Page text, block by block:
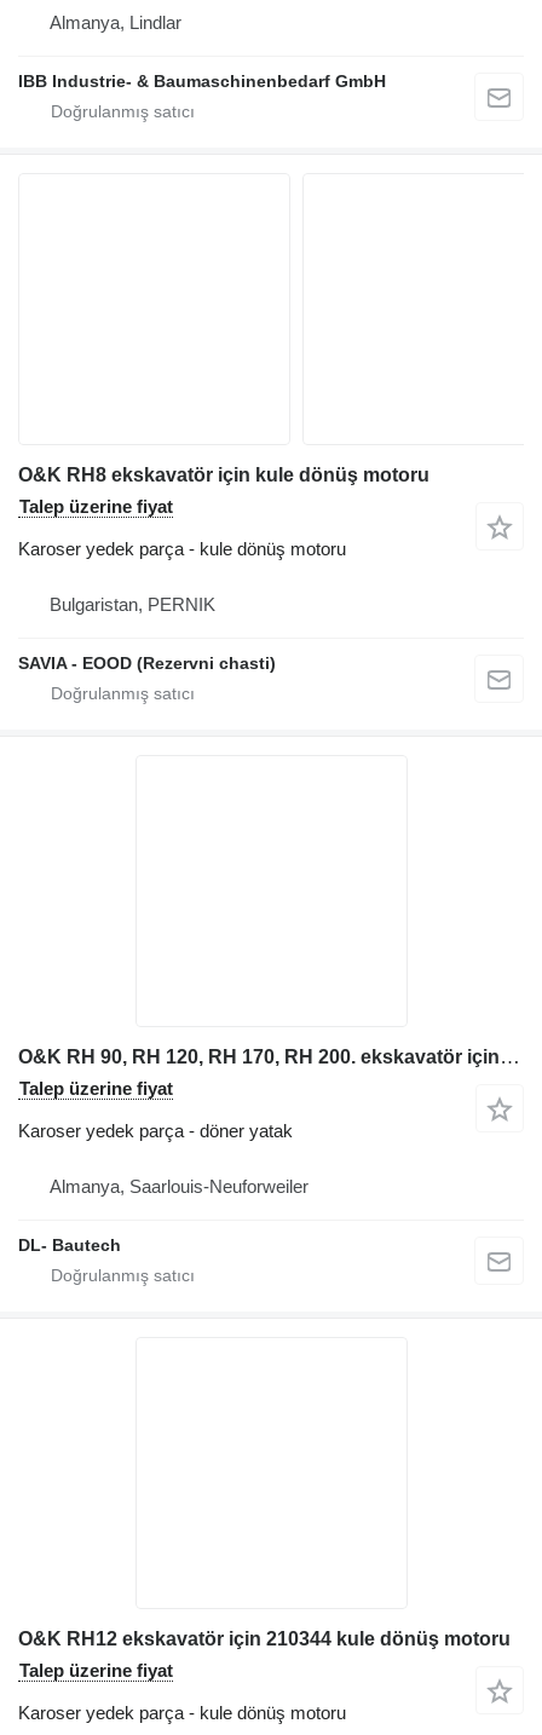
Almanya, Lindlar
IBB Industrie- & Baumaschinenbedarf GmbH
O&K RH8 ekskavatör için kule dönüş motoru
Talep üzerine fiyat
Karoser yedek parça - kule dönüş motoru
Bulgaristan, PERNIK
SAVIA - EOOD (Rezervni chasti)
O&K RH 90, RH 120, RH 170, RH 200. ekskavatör için O&K bearing for OK RH90, RH120, RH170, RH200. döner yatak
Talep üzerine fiyat
Karoser yedek parça - döner yatak
Almanya, Saarlouis-Neuforweiler
DL- Bautech
O&K RH12 ekskavatör için 210344 kule dönüş motoru
Talep üzerine fiyat
Karoser yedek parça - kule dönüş motoru